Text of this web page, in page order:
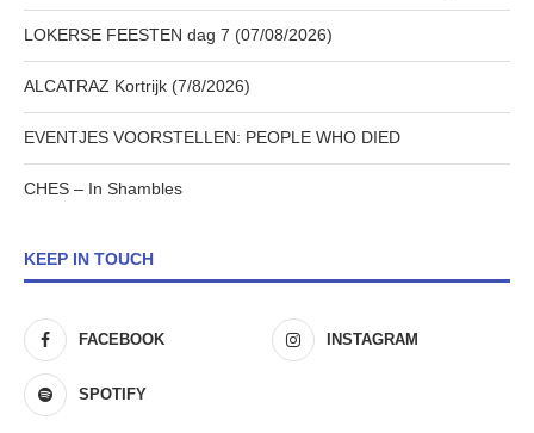
LOKERSE FEESTEN dag 7 (07/08/2026)
ALCATRAZ Kortrijk (7/8/2026)
EVENTJES VOORSTELLEN: PEOPLE WHO DIED
CHES – In Shambles
KEEP IN TOUCH
FACEBOOK INSTAGRAM
SPOTIFY